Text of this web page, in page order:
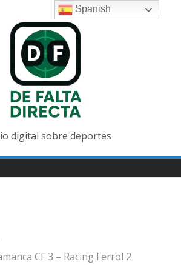
digital sobre deportes
CF 3 – Racing Ferrol 2
Spanish